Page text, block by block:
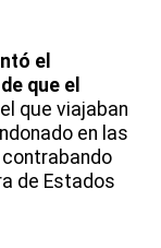
el
que el
que viajaban
en las
de Estados